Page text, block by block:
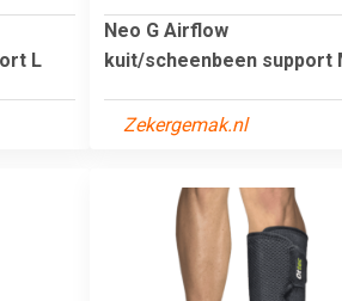
L
Neo G Airflow
kuit/scheenbeen support
Zekergemak.nl